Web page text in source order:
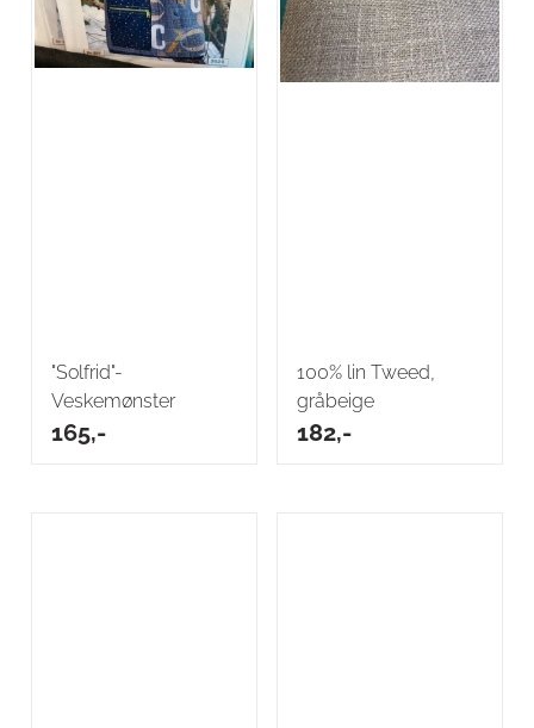
"Solfrid"-
Veskemønster
165,-
100% lin Tweed,
gråbeige
182,-